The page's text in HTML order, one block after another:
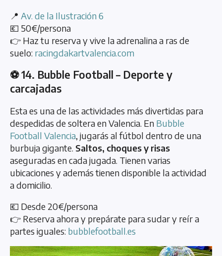
📍 Av. de la Ilustración 6
💶 50€/persona
👉 Haz tu reserva y vive la adrenalina a ras de
suelo: racingdakartvalencia.com
⚽ 14. Bubble Football – Deporte y
carcajadas
Esta es una de las actividades más divertidas para
despedidas de soltera en Valencia. En Bubble
Football Valencia , jugarás al fútbol dentro de una
burbuja gigante. Saltos, choques y risas
aseguradas en cada jugada. Tienen varias
ubicaciones y además tienen disponible la actividad
a domicilio.
💶 Desde 20€/persona
👉 Reserva ahora y prepárate para sudar y reír a
partes iguales: bubblefootball.es